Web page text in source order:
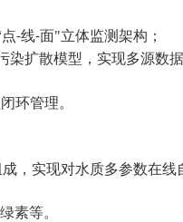
-线-面"立体监测架构；
染扩散模型，实现多源数
环管理。
，实现对水质多参数在线
素等。